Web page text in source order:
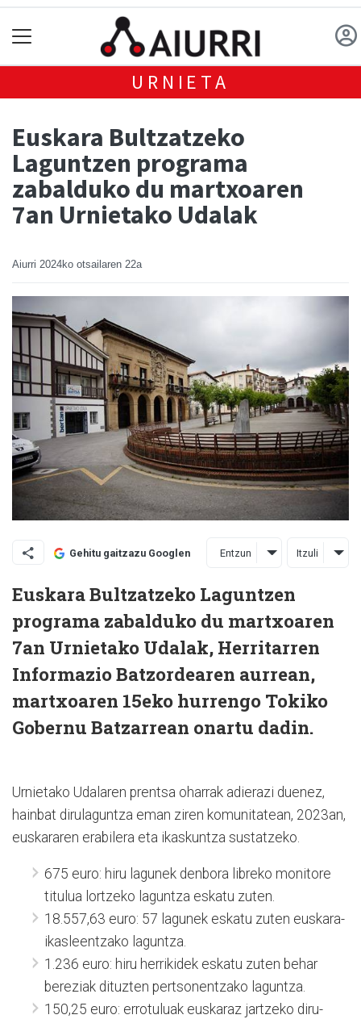
URNIETA
Euskara Bultzatzeko
Laguntzen programa
zabalduko du martxoaren
7an Urnietako Udalak
Aiurri 2024ko otsailaren 22a
Gehitu gaitzazu Googlen Entzun Itzuli
Euskara Bultzatzeko Laguntzen
programa zabalduko du martxoaren
7an Urnietako Udalak, Herritarren
Informazio Batzordearen aurrean,
martxoaren 15eko hurrengo Tokiko
Gobernu Batzarrean onartu dadin.
Urnietako Udalaren prentsa oharrak adierazi duenez,
hainbat dirulaguntza eman ziren komunitatean, 2023an,
euskararen erabilera eta ikaskuntza sustatzeko.
675 euro: hiru lagunek denbora libreko monitore
titulua lortzeko laguntza eskatu zuten.
18.557,63 euro: 57 lagunek eskatu zuten euskara-
ikasleentzako laguntza.
1.236 euro: hiru herrikidek eskatu zuten behar
bereziak dituzten pertsonentzako laguntza.
150,25 euro: errotuluak euskaraz jartzeko diru-